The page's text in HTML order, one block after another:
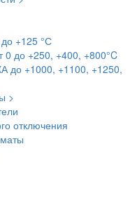
+125 °С
до +250, +400, +800°C
до +1000, +1100, +1250,
>
отключения